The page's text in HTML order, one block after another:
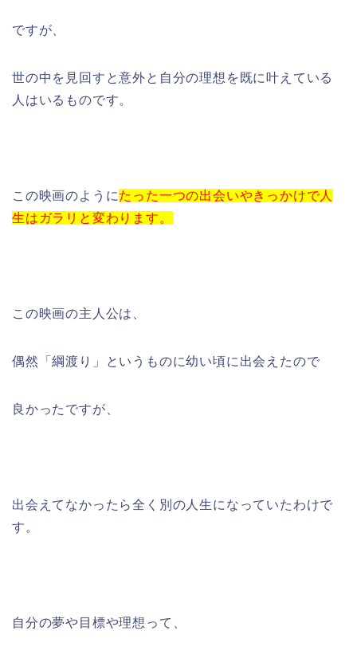
ですが、
世の中を見回すと意外と自分の理想を既に叶えている
人はいるものです。
この映画のようにたった一つの出会いやきっかけで人
生はガラリと変わります。
この映画の主人公は、
偶然「綱渡り」というものに幼い頃に出会えたので
良かったですが、
出会えてなかったら全く別の人生になっていたわけで
す。
自分の夢や目標や理想って、